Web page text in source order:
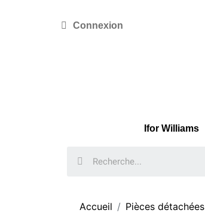
Connexion
Ifor Williams
Accueil Pièces détachées